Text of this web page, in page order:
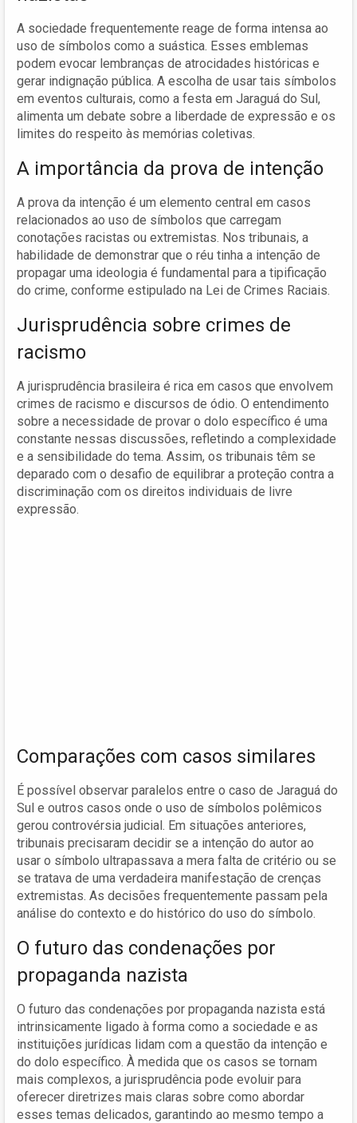
A sociedade frequentemente reage de forma intensa ao
uso de símbolos como a suástica. Esses emblemas
podem evocar lembranças de atrocidades históricas e
gerar indignação pública. A escolha de usar tais símbolos
em eventos culturais, como a festa em Jaraguá do Sul,
alimenta um debate sobre a liberdade de expressão e os
limites do respeito às memórias coletivas.
A importância da prova de intenção
A prova da intenção é um elemento central em casos
relacionados ao uso de símbolos que carregam
conotações racistas ou extremistas. Nos tribunais, a
habilidade de demonstrar que o réu tinha a intenção de
propagar uma ideologia é fundamental para a tipificação
do crime, conforme estipulado na Lei de Crimes Raciais.
Jurisprudência sobre crimes de
racismo
A jurisprudência brasileira é rica em casos que envolvem
crimes de racismo e discursos de ódio. O entendimento
sobre a necessidade de provar o dolo específico é uma
constante nessas discussões, refletindo a complexidade
e a sensibilidade do tema. Assim, os tribunais têm se
deparado com o desafio de equilibrar a proteção contra a
discriminação com os direitos individuais de livre
expressão.
Comparações com casos similares
É possível observar paralelos entre o caso de Jaraguá do
Sul e outros casos onde o uso de símbolos polêmicos
gerou controvérsia judicial. Em situações anteriores,
tribunais precisaram decidir se a intenção do autor ao
usar o símbolo ultrapassava a mera falta de critério ou se
se tratava de uma verdadeira manifestação de crenças
extremistas. As decisões frequentemente passam pela
análise do contexto e do histórico do uso do símbolo.
O futuro das condenações por
propaganda nazista
O futuro das condenações por propaganda nazista está
intrinsicamente ligado à forma como a sociedade e as
instituições jurídicas lidam com a questão da intenção e
do dolo específico. À medida que os casos se tornam
mais complexos, a jurisprudência pode evoluir para
oferecer diretrizes mais claras sobre como abordar
esses temas delicados, garantindo ao mesmo tempo a